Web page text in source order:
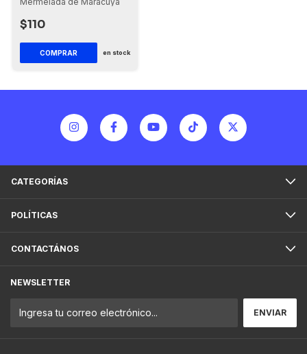
$110
en stock
CATEGORÍAS
POLÍTICAS
CONTACTÁNOS
NEWSLETTER